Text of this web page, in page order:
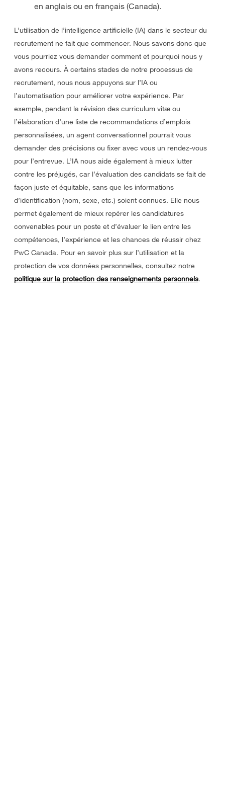
en anglais ou en français (Canada).
L’utilisation de l’intelligence artificielle (IA) dans le secteur du
recrutement ne fait que commencer. Nous savons donc que
vous pourriez vous demander comment et pourquoi nous y
avons recours. À certains stades de notre processus de
recrutement, nous nous appuyons sur l’IA ou
l’automatisation pour améliorer votre expérience. Par
exemple, pendant la révision des curriculum vitæ ou
l’élaboration d’une liste de recommandations d’emplois
personnalisées, un agent conversationnel pourrait vous
demander des précisions ou fixer avec vous un rendez-vous
pour l’entrevue. L’IA nous aide également à mieux lutter
contre les préjugés, car l’évaluation des candidats se fait de
façon juste et équitable, sans que les informations
d’identification (nom, sexe, etc.) soient connues. Elle nous
permet également de mieux repérer les candidatures
convenables pour un poste et d’évaluer le lien entre les
compétences, l’expérience et les chances de réussir chez
PwC Canada. Pour en savoir plus sur l’utilisation et la
protection de vos données personnelles, consultez notre
politique sur la protection des renseignements personnels.